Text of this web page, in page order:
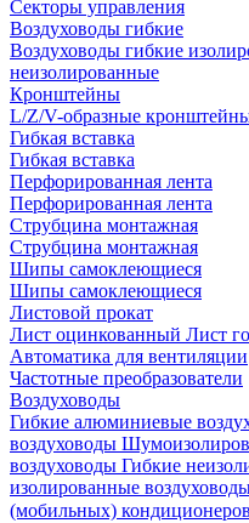
Секторы управления
Воздуховоды гибкие
Воздуховоды гибкие
неизолированные
Кронштейны
L/Z/V-образные
Гибкая вставка
Гибкая вставка
Перфорированная лента
Перфорированная лента
Струбцина монтажная
Струбцина монтажная
Шипы самоклеющиеся
Шипы самоклеющиеся
Листовой прокат
Лист оцинкованный Лист
Автоматика для вентиляции
Частотные преобразователи
Воздуховоды
Гибкие алюминиевые
воздуховоды
воздуховоды Гибкие
изолированные
(мобильных) кондиционеров